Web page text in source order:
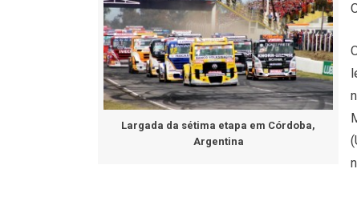
Largada da sétima etapa em Córdoba,
Argentina